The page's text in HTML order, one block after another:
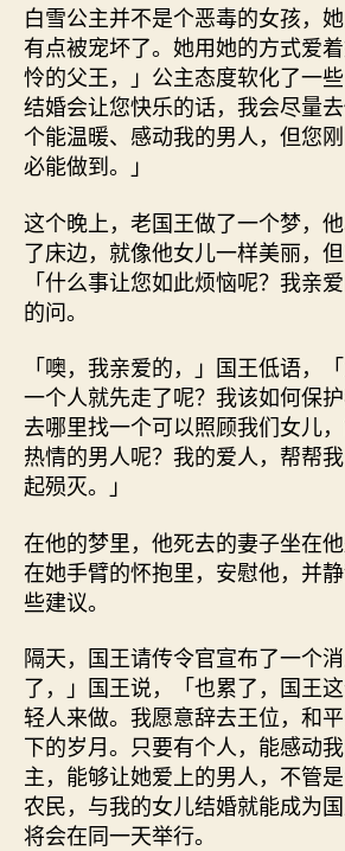
白雪公主并不是个恶毒的女孩，她
有点被宠坏了。她用她的方式爱
怜的父王，」公主态度软化了一
结婚会让您快乐的话，我会尽量
个能温暖、感动我的男人，但您
必能做到。」
这个晚上，老国王做了一个梦，
了床边，就像他女儿一样美丽，但
「什么事让您如此烦恼呢？我亲
的问。
「噢，我亲爱的，」国王低语，
一个人就先走了呢？我该如何保
去哪里找一个可以照顾我们女儿
热情的男人呢？我的爱人，帮帮
起殒灭。」
在他的梦里，他死去的妻子坐在
在她手臂的怀抱里，安慰他，并
些建议。
隔天，国王请传令官宣布了一个
了，」国王说，「也累了，国王
轻人来做。我愿意辞去王位，和
下的岁月。只要有个人，能感动
主，能够让她爱上的男人，不管
农民，与我的女儿结婚就能成为
将会在同一天举行。